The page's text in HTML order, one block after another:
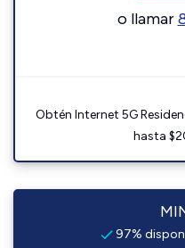
o llamar
Obtén Internet 5G
hasta
97%